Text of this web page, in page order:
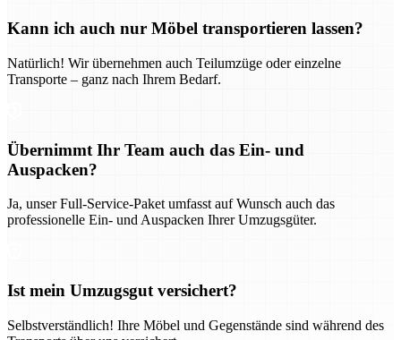
Kann ich auch nur Möbel transportieren lassen?
Natürlich! Wir übernehmen auch Teilumzüge oder einzelne
Transporte – ganz nach Ihrem Bedarf.
Übernimmt Ihr Team auch das Ein- und
Auspacken?
Ja, unser Full-Service-Paket umfasst auf Wunsch auch das
professionelle Ein- und Auspacken Ihrer Umzugsgüter.
Ist mein Umzugsgut versichert?
Selbstverständlich! Ihre Möbel und Gegenstände sind während des